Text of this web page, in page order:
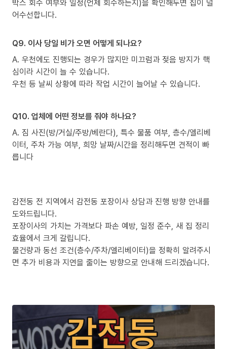
박스 회수 여부와 일정(언제 회수하는지)을 확인해두면 집이 덜
어수선합니다.
Q9. 이사 당일 비가 오면 어떻게 되나요?
A. 우천에도 진행되는 경우가 많지만 미끄럼과 젖음 방지가 핵
심이라 시간이 늘 수 있습니다.
우천 등 날씨 상황에 따라 작업 시간이 늘어날 수 있습니다.
Q10. 업체에 어떤 정보를 줘야 하나요?
A. 짐 사진(방/거실/주방/베란다), 특수 물품 여부, 층수/엘리베
이터, 주차 가능 여부, 희망 날짜/시간을 정리해두면 견적이 빠
릅니다
감전동 전 지역에서 감전동 포장이사 상담과 진행 방향 안내를
도와드립니다.
포장이사의 가치는 가격보다 파손 예방, 일정 준수, 새 집 정리
효율에서 크게 갈립니다.
물건량과 동선 조건(층수/주차/엘리베이터)을 정확히 알려주시
면 추가 비용과 지연을 줄이는 방향으로 안내해 드리겠습니다.